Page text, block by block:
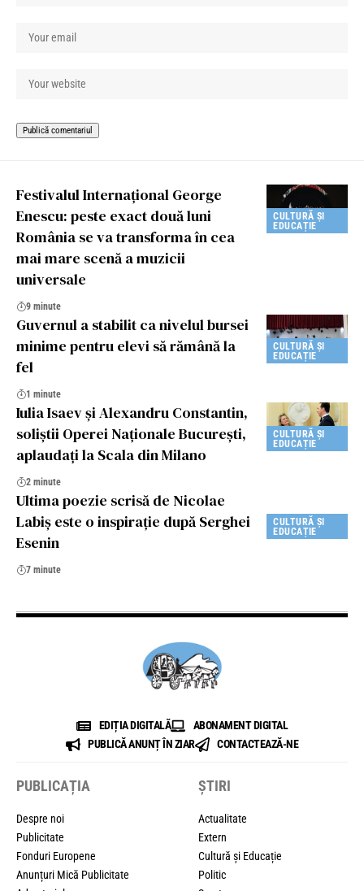
CULTURĂ ȘI
EDUCAȚIE
Festivalul Internațional George
Enescu: peste exact două luni
România se va transforma în cea
mai mare scenă a muzicii
universale
9 minute
CULTURĂ ȘI
EDUCAȚIE
Guvernul a stabilit ca nivelul bursei
minime pentru elevi să rămână la
fel
1 minute
CULTURĂ ȘI
EDUCAȚIE
Iulia Isaev și Alexandru Constantin,
soliștii Operei Naționale București,
aplaudați la Scala din Milano
2 minute
CULTURĂ ȘI
EDUCAȚIE
Ultima poezie scrisă de Nicolae
Labiș este o inspirație după Serghei
Esenin
7 minute
EDIȚIA DIGITALĂ
ABONAMENT DIGITAL
PUBLICĂ ANUNȚ ÎN ZIAR
CONTACTEAZĂ-NE
PUBLICAȚIA
Despre noi
Publicitate
Fonduri Europene
Anunțuri Mică Publicitate
ȘTIRI
Actualitate
Extern
Cultură și Educație
Politic